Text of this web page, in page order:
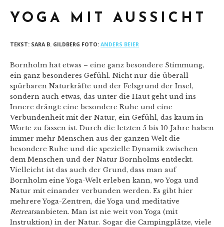
YOGA MIT AUSSICHT
TEKST: SARA B. GILDBERG FOTO: ANDERS BEIER
Bornholm hat etwas – eine ganz besondere Stimmung,
ein ganz besonderes Gefühl. Nicht nur die überall
spürbaren Naturkräfte und der Felsgrund der Insel,
sondern auch etwas, das unter die Haut geht und ins
Innere drängt: eine besondere Ruhe und eine
Verbundenheit mit der Natur, ein Gefühl, das kaum in
Worte zu fassen ist. Durch die letzten 5 bis 10 Jahre haben
immer mehr Menschen aus der ganzen Welt die
besondere Ruhe und die spezielle Dynamik zwischen
dem Menschen und der Natur Bornholms entdeckt.
Vielleicht ist das auch der Grund, dass man auf
Bornholm eine Yoga-Welt erleben kann, wo Yoga und
Natur mit einander verbunden werden. Es gibt hier
mehrere Yoga-Zentren, die Yoga und meditative
Retreatsanbieten. Man ist nie weit von Yoga (mit
Instruktion) in der Natur. Sogar die Campingplätze, viele